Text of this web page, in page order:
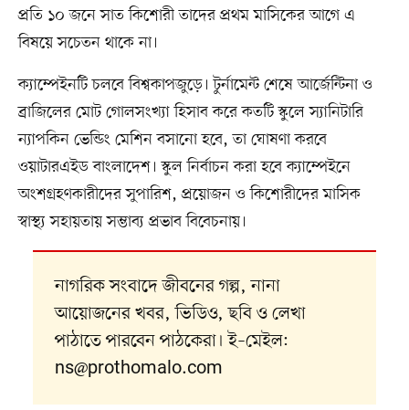
প্রতি ১০ জনে সাত কিশোরী তাদের প্রথম মাসিকের আগে এ
বিষয়ে সচেতন থাকে না।
ক্যাম্পেইনটি চলবে বিশ্বকাপজুড়ে। টুর্নামেন্ট শেষে আর্জেন্টিনা ও
ব্রাজিলের মোট গোলসংখ্যা হিসাব করে কতটি স্কুলে স্যানিটারি
ন্যাপকিন ভেন্ডিং মেশিন বসানো হবে, তা ঘোষণা করবে
ওয়াটারএইড বাংলাদেশ। স্কুল নির্বাচন করা হবে ক্যাম্পেইনে
অংশগ্রহণকারীদের সুপারিশ, প্রয়োজন ও কিশোরীদের মাসিক
স্বাস্থ্য সহায়তায় সম্ভাব্য প্রভাব বিবেচনায়।
নাগরিক সংবাদে জীবনের গল্প, নানা
আয়োজনের খবর, ভিডিও, ছবি ও লেখা
পাঠাতে পারবেন পাঠকেরা। ই–মেইল:
ns@prothomalo.com